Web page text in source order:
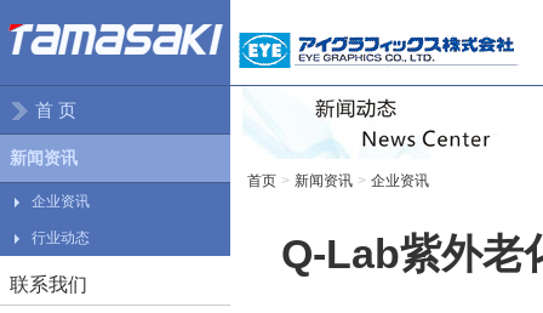
首 页
新闻资讯
企业资讯
行业动态
联系我们
首页 > 新闻资讯 > 企业资讯
Q-Lab紫外老